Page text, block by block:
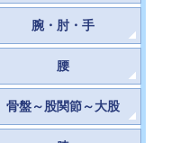
腕・肘・手
腰
骨盤～股関節～大股